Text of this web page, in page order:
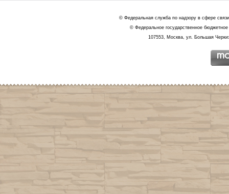
© Федеральная служба по надзору в сфере
© Федеральное государственное
107553, Москва, ул. Большая